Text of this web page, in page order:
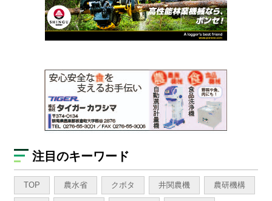
注目のキーワード
TOP 農水省 クボタ 井関農機 農研機構